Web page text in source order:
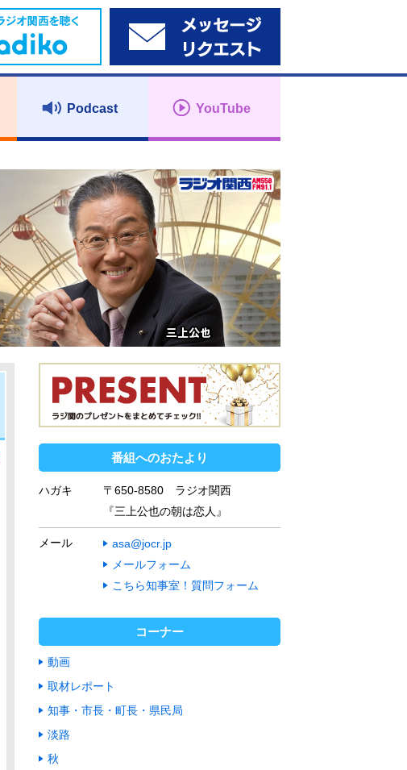
Podcast YouTube
番組へのおたより
ハガキ
〒650-8580 ラジオ関西
『三上公也の朝は恋人』
メール
asa@jocr.jp
メールフォーム
こちら知事室！質問フォーム
コーナー
動画
取材レポート
知事・市長・町長・県民局
淡路
秋